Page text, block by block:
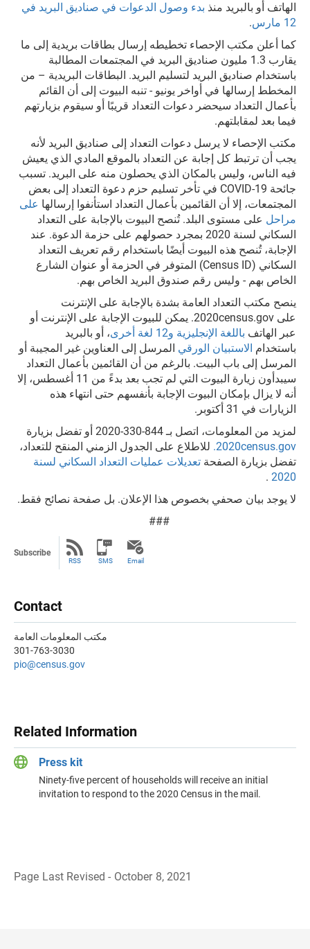
الهاتف أو بالبريد منذ بدء وصول الدعوات في صناديق البريد في
12 مارس
.
كما أعلن مكتب الإحصاء تخطيطه إرسال بطاقات بريدية إلى ما
يقارب 1.3 مليون صناديق البريد في المجتمعات المطالبة
باستخدام صناديق البريد لتسليم البريد. البطاقات البريدية – من
المخطط إرسالها في أواخر يونيو - تنبه البيوت إلى أن القائم
بأعمال التعداد سيحضر دعوات التعداد قريبًا أو سيقوم بزيارتهم
فيما بعد لمقابلتهم.
مكتب الإحصاء لا يرسل دعوات التعداد إلى صناديق البريد لأنه
يجب أن ترتبط كل إجابة عن التعداد بالموقع المادي الذي يعيش
فيه الناس، وليس بالمكان الذي يحصلون منه على البريد. تسبب
جائحة COVID-19 في تأخر تسليم حزم دعوة التعداد إلى بعض
المجتمعات، إلا أن القائمين بأعمال التعداد استأنفوا إرسالها على
مراحل على مستوى البلد. تُنصح البيوت بالإجابة على التعداد
السكاني لسنة 2020 بمجرد حصولهم على حزمة الدعوة. عند
الإجابة، تُنصح هذه البيوت أيضًا باستخدام رقم تعريف التعداد
السكاني (Census ID) المتوفر في الحزمة أو عنوان الشارع
الخاص بهم - وليس رقم صندوق البريد الخاص بهم.
ينصح مكتب التعداد العامة بشدة بالإجابة على الإنترنت
على 2020census.gov. يمكن للبيوت الإجابة على الإنترنت أو
عبر الهاتف باللغة الإنجليزية و12 لغة أخرى
، أو بالبريد
باستخدام الاستبيان الورقي المرسل إلى العناوين غير المجيبة أو
المرسل إلى باب البيت. بالرغم من أن القائمين بأعمال التعداد
سيبدأون زيارة البيوت التي لم تجب بعد بدءً من 11 أغسطس، إلا
أنه لا يزال بإمكان البيوت الإجابة بأنفسهم حتى انتهاء هذه
الزيارات في 31 أكتوبر.
لمزيد من المعلومات، اتصل بـ 844-330-2020 أو تفضل بزيارة
2020census.gov. للاطلاع على الجدول الزمني المنقح للتعداد،
تفضل بزيارة الصفحة تعديلات عمليات التعداد السكاني لسنة
2020
.
لا يوجد بيان صحفي بخصوص هذا الإعلان. بل صفحة نصائح فقط.
###
Subscribe
RSS SMS Email
Contact
مكتب المعلومات العامة
301-763-3030
pio@census.gov
Related Information
Press kit
Ninety-five percent of households will receive an initial
invitation to respond to the 2020 Census in the mail.
Page Last Revised - October 8, 2021